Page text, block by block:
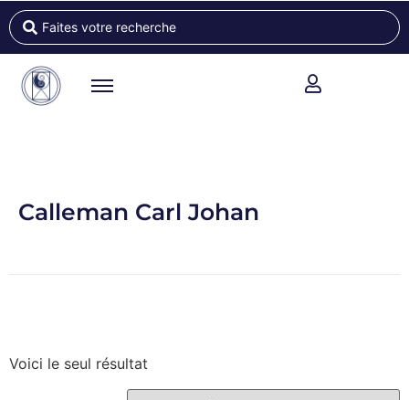
Calleman Carl Johan
Voici le seul résultat